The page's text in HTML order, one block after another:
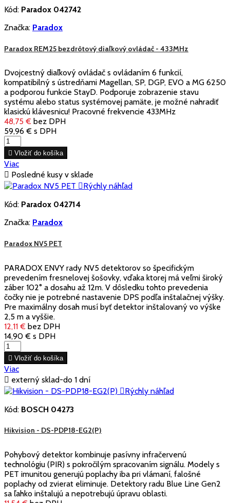
Kód: Paradox 042742
Značka: Paradox
Paradox REM25 bezdrôtový diaľkový ovládač - 433MHz
Dvojcestný diaľkový ovládač s ovládaním 6 funkcií,
kompatibilný s ústredňami Magellan, SP, DGP, EVO a MG 6250
a podporou funkcie StayD. Podporuje zobrazenie stavu
systému alebo status systémovej pamäte, je možné nahradiť
klasickú klávesnicu! Pracovné frekvencie 433MHz
48,75 € bez DPH
59,96 € s DPH
 Vložiť do košíka
Viac
 Posledné kusy v sklade
Rýchly náhľad
Kód: Paradox 042714
Značka: Paradox
Paradox NV5 PET
PARADOX ENVY rady NV5 detektorov so špecifickým
prevedením fresnelovej šošovky, vďaka ktorej má veľmi široký
záber 102° a dosahu až 12m. V dôsledku tohto prevedenia
čočky nie je potrebné nastavenie DPS podľa inštalačnej výšky.
Pre maximálny dosah musí byť detektor inštalovaný vo výške
2,5 m a vyššie.
12,11 € bez DPH
14,90 € s DPH
 Vložiť do košíka
Viac
 externý sklad-do 1 dní
Rýchly náhľad
Kód: BOSCH 04273
Hikvision - DS-PDP18-EG2(P)
Pohybový detektor kombinuje pasívny infračervenú
technológiu (PIR) s pokročilým spracovaním signálu. Modely s
PET imunitou generujú poplachy iba pri vlámaní, falošné
poplachy od zvierat eliminuje. Detektory radu Blue Line Gen2
sa ľahko inštalujú a nepotrebujú úpravu oblasti.